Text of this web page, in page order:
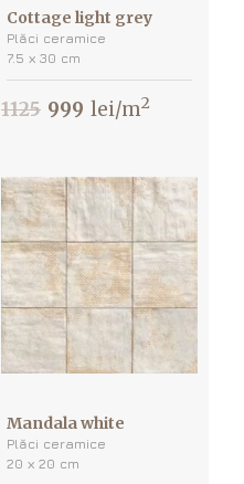
Cottage light grey
Plăci ceramice
7.5 х 30 cm
1125 999 lei/m2
Mandala white
Plăci ceramice
20 х 20 cm